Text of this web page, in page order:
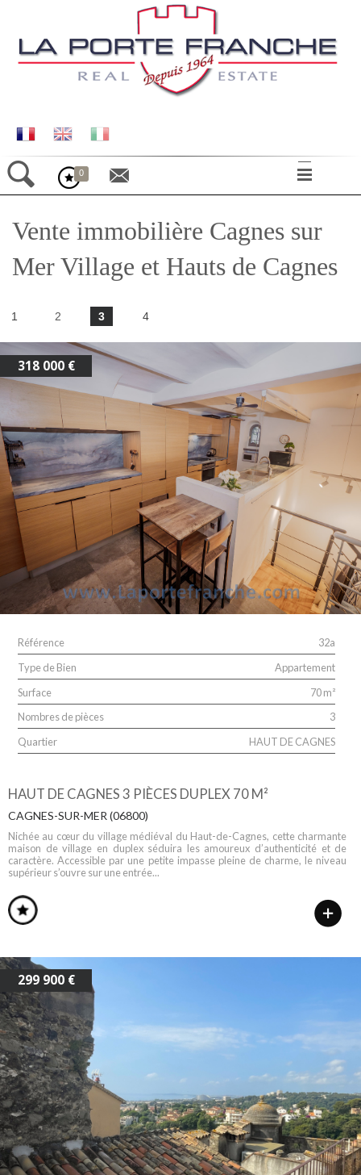
LE VILLAGE
APPARTEMENTS
ALERTE E-MAIL
0
Vente immobilière Cagnes sur
Mer Village et Hauts de Cagnes
1 2 3 4
318 000 €
Référence
32a
Type de Bien
Appartement
Surface
70 m²
Nombres de pièces
3
Quartier
HAUT DE CAGNES
HAUT DE CAGNES 3 PIÈCES DUPLEX 70 M²
CAGNES-SUR-MER (06800)
Nichée au cœur du village médiéval du Haut-de-Cagnes, cette charmante
maison de village en duplex séduira les amoureux d’authenticité et de
caractère. Accessible par une petite impasse pleine de charme, le niveau
supérieur s’ouvre sur une entrée...
299 900 €